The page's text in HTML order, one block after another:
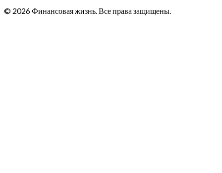
© 2026 Финансовая жизнь. Все права защищены.